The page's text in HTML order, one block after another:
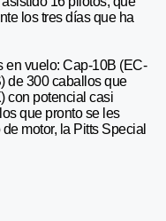
los tres días que ha
en vuelo: Cap-10B (EC-
de 300 caballos que
con potencial casi
que pronto se les
motor, la Pitts Special